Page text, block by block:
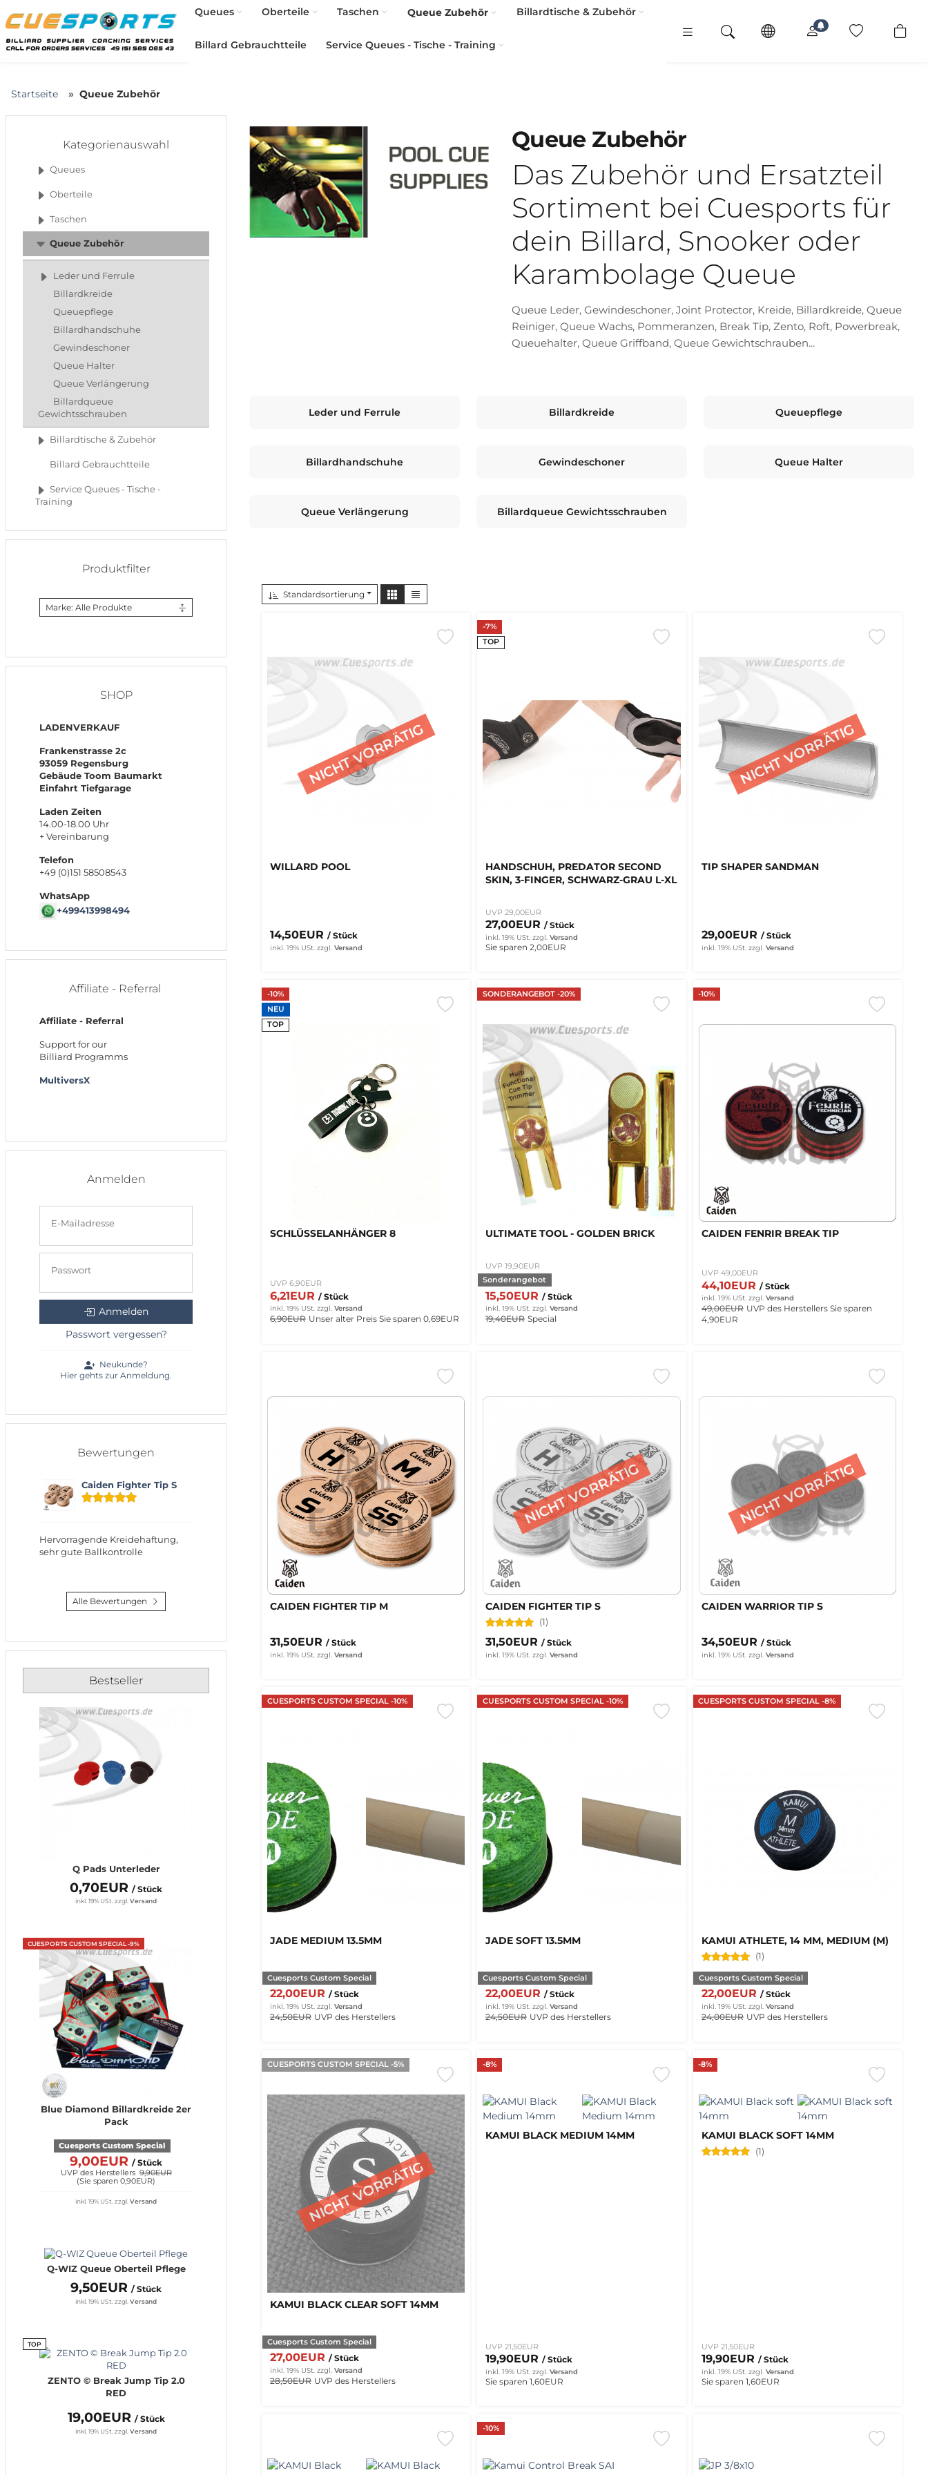
Queues Oberteile Taschen Queue Zubehör Billardtische & Zubehör
Billard Gebrauchtteile Service Queues - Tische - Training
Startseite Queue Zubehör
Queue Zubehör
Das Zubehör und Ersatzteil
Sortiment bei Cuesports für
dein Billard, Snooker oder
Karambolage Queue
Queue Leder, Gewindeschoner, Joint Protector, Kreide, Billardkreide, Queue
Reiniger, Queue Wachs, Pommeranzen, Break Tip, Zento, Roft, Powerbreak,
Queuehalter, Queue Griffband, Queue Gewichtschrauben...
Leder und Ferrule Billardkreide Queuepflege
Billardhandschuhe Gewindeschoner Queue Halter
Queue Verlängerung Billardqueue Gewichtsschrauben
Standardsortierung
WILLARD POOL
14,50EUR / Stück
inkl. 19% USt. zzgl. Versand
-7%
TOP
HANDSCHUH, PREDATOR SECOND
SKIN, 3-FINGER, SCHWARZ-GRAU L-XL
UVP 29,00EUR
27,00EUR/ Stück
inkl. 19% USt. zzgl.Versand
Sie sparen 2,00EUR
TIP SHAPER SANDMAN
29,00EUR / Stück
inkl. 19% USt. zzgl. Versand
-10%
NEU
TOP
SCHLÜSSELANHÄNGER 8
UVP 6,90EUR
6,21EUR / Stück
inkl. 19% USt. zzgl. Versand
6,90EUR Unser alter Preis Sie sparen 0,69EUR
SONDERANGEBOT -20%
ULTIMATE TOOL - GOLDEN BRICK
UVP 19,90EUR
Sonderangebot
15,50EUR/ Stück
inkl. 19% USt. zzgl.Versand
19,40EUR Special
-10%
CAIDEN FENRIR BREAK TIP
UVP 49,00EUR
44,10EUR / Stück
inkl. 19% USt. zzgl. Versand
49,00EUR UVP des Herstellers Sie sparen
4,90EUR
CAIDEN FIGHTER TIP M
31,50EUR / Stück
inkl. 19% USt. zzgl. Versand
CAIDEN FIGHTER TIP S
(1)
31,50EUR/ Stück
inkl. 19% USt. zzgl.Versand
CAIDEN WARRIOR TIP S
34,50EUR / Stück
inkl. 19% USt. zzgl. Versand
CUESPORTS CUSTOM SPECIAL -10%
JADE MEDIUM 13.5MM
Cuesports Custom Special
22,00EUR / Stück
inkl. 19% USt. zzgl. Versand
24,50EUR UVP des Herstellers
CUESPORTS CUSTOM SPECIAL -10%
JADE SOFT 13.5MM
Cuesports Custom Special
22,00EUR/ Stück
inkl. 19% USt. zzgl.Versand
24,50EUR UVP des Herstellers
CUESPORTS CUSTOM SPECIAL -8%
KAMUI ATHLETE, 14 MM, MEDIUM (M)
(1)
Cuesports Custom Special
22,00EUR / Stück
inkl. 19% USt. zzgl. Versand
24,00EUR UVP des Herstellers
CUESPORTS CUSTOM SPECIAL -5%
KAMUI BLACK CLEAR SOFT 14MM
Cuesports Custom Special
27,00EUR / Stück
inkl. 19% USt. zzgl. Versand
28,50EUR UVP des Herstellers
-8%
KAMUI BLACK MEDIUM 14MM
UVP 21,50EUR
19,90EUR/ Stück
inkl. 19% USt. zzgl.Versand
Sie sparen 1,60EUR
-8%
KAMUI BLACK SOFT 14MM
(1)
UVP 21,50EUR
19,90EUR / Stück
inkl. 19% USt. zzgl. Versand
Sie sparen 1,60EUR
-10%
Kategorienauswahl
Queues
Oberteile
Taschen
Queue Zubehör
Leder und Ferrule
Billardkreide
Queuepflege
Billardhandschuhe
Gewindeschoner
Queue Halter
Queue Verlängerung
Billardqueue
Gewichtsschrauben
Billardtische & Zubehör
Billard Gebrauchtteile
Service Queues - Tische -
Training
Produktfilter
Marke: Alle Produkte
SHOP
LADENVERKAUF
Frankenstrasse 2c
93059 Regensburg
Gebäude Toom Baumarkt
Einfahrt Tiefgarage
Laden Zeiten
14.00-18.00 Uhr
+ Vereinbarung
Telefon
+49 (0)151 58508543
WhatsApp
+499413998494
Affiliate - Referral
Affiliate - Referral
Support for our
Billiard Programms
MultiversX
Anmelden
E-Mailadresse
Passwort
Anmelden
Passwort vergessen?
Neukunde?
Hier gehts zur Anmeldung.
Bewertungen
Caiden Fighter Tip S
Hervorragende Kreidehaftung,
sehr gute Ballkontrolle
Alle Bewertungen
Bestseller
Q Pads Unterleder
0,70EUR / Stück
inkl. 19% USt. zzgl. Versand
Blue Diamond Billardkreide 2er
Pack
CUESPORTS CUSTOM SPECIAL -9%
Cuesports Custom Special
9,00EUR / Stück
UVP des Herstellers 9,90EUR
(Sie sparen 0,90EUR)
inkl. 19% USt. zzgl. Versand
Q-WIZ Queue Oberteil Pflege
9,50EUR / Stück
inkl. 19% USt. zzgl. Versand
ZENTO © Break Jump Tip 2.0
RED
TOP
19,00EUR / Stück
inkl. 19% USt. zzgl. Versand